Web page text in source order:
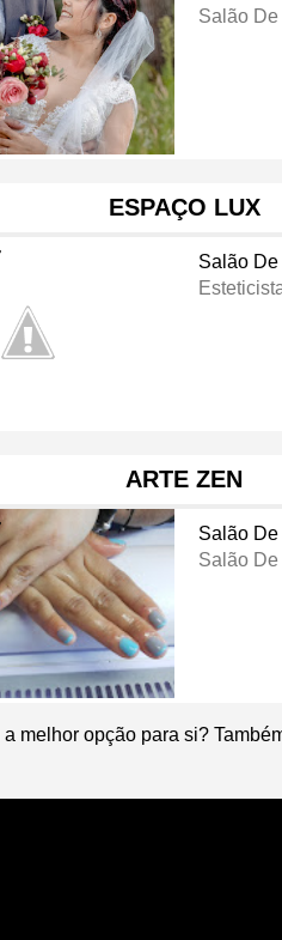
Salão
ESPAÇO LUX
Salão
ARTE ZEN
Salão
Salão
melhor opção para si?